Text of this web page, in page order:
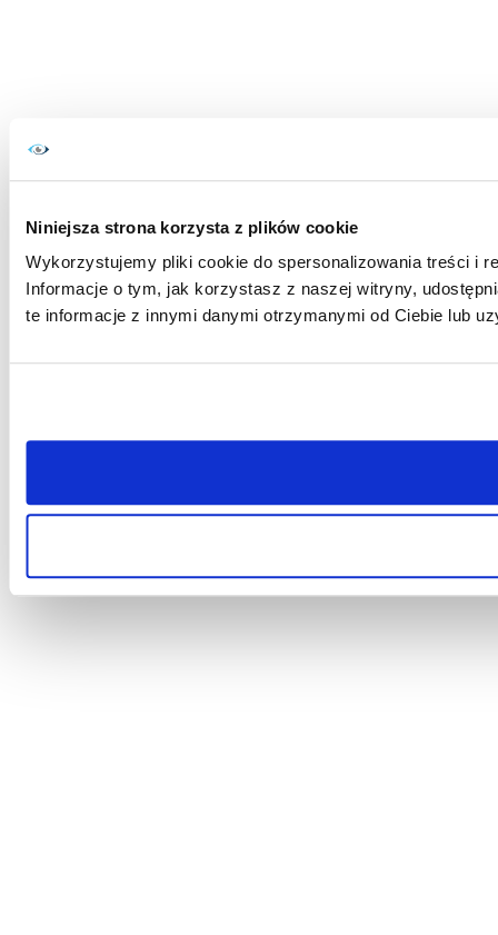
Niniejsza strona korzysta z plików cookie
Wykorzystujemy pliki cookie do spersonalizowania treści i
Informacje o tym, jak korzystasz z naszej witryny,
te informacje z innymi danymi otrzymanymi od Ciebie lub